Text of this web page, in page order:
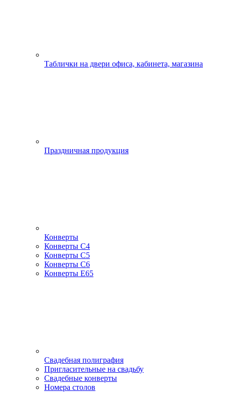
Таблички на двери офиса, кабинета, магазина
Праздничная продукция
Конверты
Конверты С4
Конверты С5
Конверты С6
Конверты Е65
Свадебная полиграфия
Пригласительные на свадьбу
Свадебные конверты
Номера столов